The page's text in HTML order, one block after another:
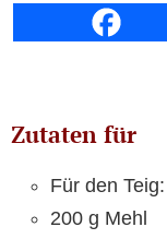
Zutaten für
Für den Teig:
200 g Mehl